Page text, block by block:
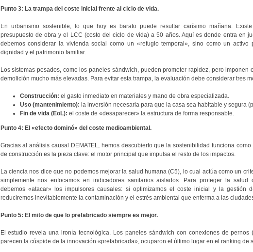
Punto 3: La trampa del coste inicial frente al ciclo de vida.
En urbanismo sostenible, lo que hoy es barato puede resultar carísimo mañana.
presupuesto de obra y el LCC (costo del ciclo de vida) a 50 años. Aquí es donde entra en
debemos considerar la vivienda social como un «refugio temporal», sino como un activo
dignidad y el patrimonio familiar.
Los sistemas pesados, como los paneles sándwich, pueden prometer rapidez, pero imponen
demolición mucho más elevadas. Para evitar esta trampa, la evaluación debe considerar tres
Construcción: el gasto inmediato en materiales y mano de obra especializada.
Uso (mantenimiento): la inversión necesaria para que la casa sea habitable y segura
Fin de vida (EoL): el coste de «desaparecer» la estructura de forma responsable.
Punto 4: El «efecto dominó» del coste medioambiental.
Gracias al análisis causal DEMATEL, hemos descubierto que la sostenibilidad funciona
de construcción es la pieza clave: el motor principal que impulsa el resto de los impactos.
La ciencia nos dice que no podemos mejorar la salud humana (C5), lo cual actúa como un
simplemente nos enfocamos en indicadores sanitarios aislados. Para proteger la salud
debemos «atacar» los impulsores causales: si optimizamos el coste inicial y la gestión
reduciremos inevitablemente la contaminación y el estrés ambiental que enferma a las
Punto 5: El mito de que lo prefabricado siempre es mejor.
El estudio revela una ironía tecnológica. Los paneles sándwich con conexiones de pernos
parecen la cúspide de la innovación «prefabricada», ocuparon el último lugar en el ranking de